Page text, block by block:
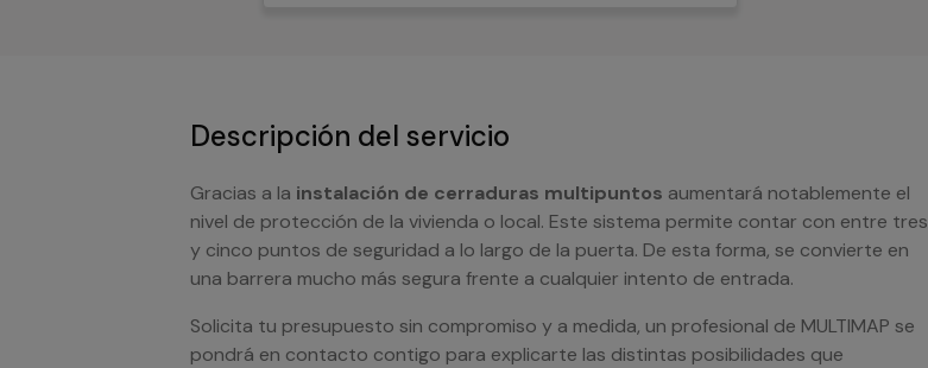
Descripción del servicio
Gracias a la instalación de cerraduras multipuntos aumentará notablemente el
nivel de protección de la vivienda o local. Este sistema permite contar con entre tres
y cinco puntos de seguridad a lo largo de la puerta. De esta forma, se convierte en
una barrera mucho más segura frente a cualquier intento de entrada.
Solicita tu presupuesto sin compromiso y a medida, un profesional de MULTIMAP se
pondrá en contacto contigo para explicarte las distintas posibilidades que